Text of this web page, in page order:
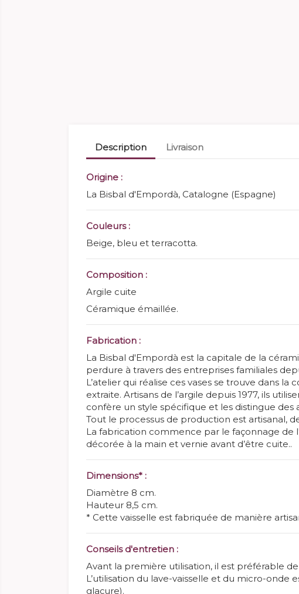
Description Livraison
Origine :
La Bisbal d'Empordà, Catalogne (Espagne)
Couleurs :
Beige, bleu et terracotta.
Composition :
Argile cuite
Céramique émaillée.
Fabrication :
La Bisbal d'Empordà est la capitale de la
perdure à travers des entreprises familiales
L’atelier qui réalise ces vases se trouve dans
extraite. Artisans de l’argile depuis 1977, ils
confère un style spécifique et les distingue des
Tout le processus de production est artisanal,
La fabrication commence par le façonnage de
décorée à la main et vernie avant d’être cuite..
Dimensions* :
Diamètre 8 cm.
Hauteur 8,5 cm.
* Cette vaisselle est fabriquée de manière
Conseils d'entretien :
Avant la première utilisation, il est préférable
L’utilisation du lave-vaisselle et du micro-
glaçure).